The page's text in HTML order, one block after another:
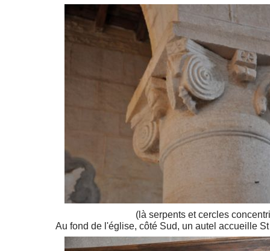
(là serpents et cercles
Au fond de l'église, côté Sud, un autel accueille